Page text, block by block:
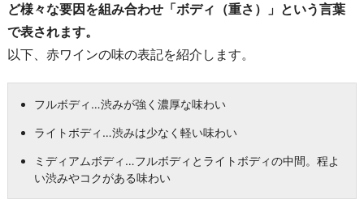
ど様々な要因を組み合わせ「ボディ（重さ）」という言葉
で表されます。
以下、赤ワインの味の表記を紹介します。
フルボディ…渋みが強く濃厚な味わい
ライトボディ…渋みは少なく軽い味わい
ミディアムボディ…フルボディとライトボディの中間。程よ
い渋みやコクがある味わい